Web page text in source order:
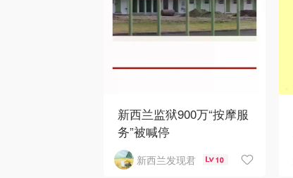
新西兰监狱900万“按摩服
务”被喊停
新西兰发现君 10